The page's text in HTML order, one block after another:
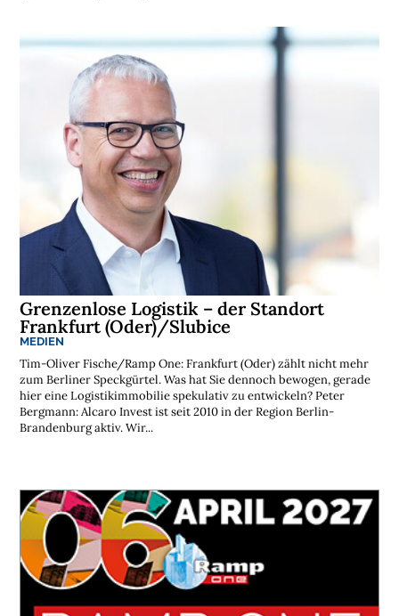
Grenzenlose Logistik – der Standort
Frankfurt (Oder)/Slubice
MEDIEN
Tim-Oliver Fische/Ramp One: Frankfurt (Oder) zählt nicht mehr
zum Berliner Speckgürtel. Was hat Sie dennoch bewogen, gerade
hier eine Logistikimmobilie spekulativ zu entwickeln? Peter
Bergmann: Alcaro Invest ist seit 2010 in der Region Berlin-
Brandenburg aktiv. Wir...